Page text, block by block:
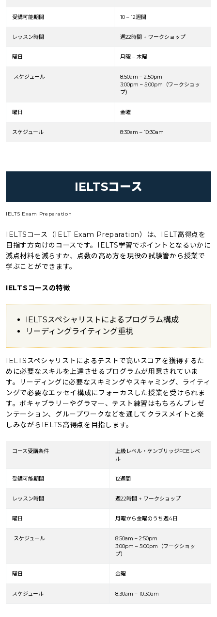
受講可能期間 10 – 12週間
レッスン時間 週22時間 + ワークショップ
曜日 月曜 – 木曜
スケジュール
8:50am – 2:50pm
3:00pm – 5:00pm（ワークショッ
プ）
曜日 金曜
スケジュール 8:30am – 10:30am
IELTSコース
IELTS Exam Preparation
IELTSコース（IELT Exam Preparation）は、IELT高得点を
目指す方向けのコースです。IELTS学習でポイントとなるいかに
減点材料を減らすか、点数の高め方を現役の試験管から授業で
学ぶことができます。
IELTSコースの特徴
IELTSスペシャリストによるプログラム構成
リーディングライティング重視
IELTSスペシャリストによるテストで高いスコアを獲得するた
めに必要なスキルを上達させるプログラムが用意されていま
す。リーディングに必要なスキミングやスキャミング、ライティ
ングで必要なエッセイ構成にフォーカスした授業を受けられま
す。ボキャブラリーやグラマー、テスト練習はもちろんプレゼ
ンテーション、グループワークなどを通してクラスメイトと楽
しみながらIELTS高得点を目指します。
コース受講条件
上級レベル・ケンブリッジFCEレベ
ル
受講可能期間 12週間
レッスン時間 週22時間 + ワークショップ
曜日 月曜から金曜のうち週4日
スケジュール
8:50am – 2:50pm
3:00pm – 5:00pm（ワークショッ
プ）
曜日 金曜
スケジュール 8:30am – 10:30am